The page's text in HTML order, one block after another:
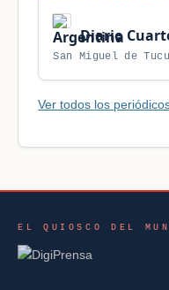
Diario
San Miguel de
Ver todos los
EL QUIOSCO DEL